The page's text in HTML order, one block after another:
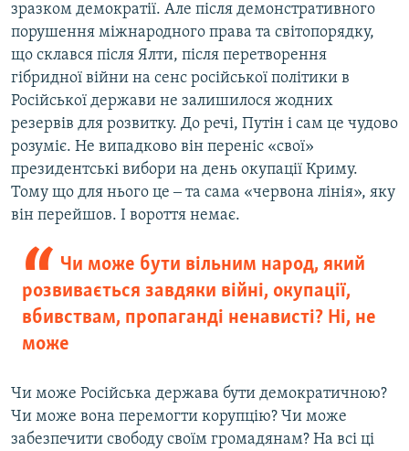
зразком демократії. Але після демонстративного
порушення міжнародного права та світопорядку,
що склався після Ялти, після перетворення
гібридної війни на сенс російської політики в
Російської держави не залишилося жодних
резервів для розвитку. До речі, Путін і сам це чудово
розуміє. Не випадково він переніс «свої»
президентські вибори на день окупації Криму.
Тому що для нього це ‒ та сама «червона лінія», яку
він перейшов. І вороття немає.
Чи може бути вільним народ, який
розвивається завдяки війні, окупації,
вбивствам, пропаганді ненависті? Ні, не
може
Чи може Російська держава бути демократичною?
Чи може вона перемогти корупцію? Чи може
забезпечити свободу своїм громадянам? На всі ці